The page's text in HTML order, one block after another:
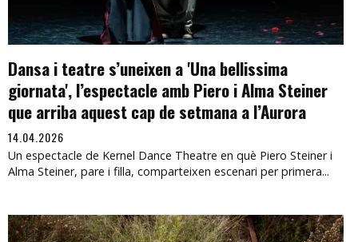
Dansa i teatre s’uneixen a 'Una bellissima
giornata', l’espectacle amb Piero i Alma Steiner
que arriba aquest cap de setmana a l’Aurora
14.04.2026
Un espectacle de Kernel Dance Theatre en què Piero Steiner i
Alma Steiner, pare i filla, comparteixen escenari per primera...